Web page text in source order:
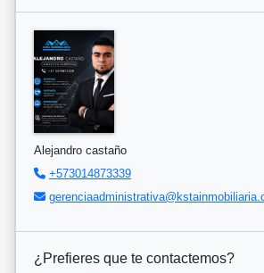
Alejandro castaño
+573014873339
¿Prefieres que te contactemos?